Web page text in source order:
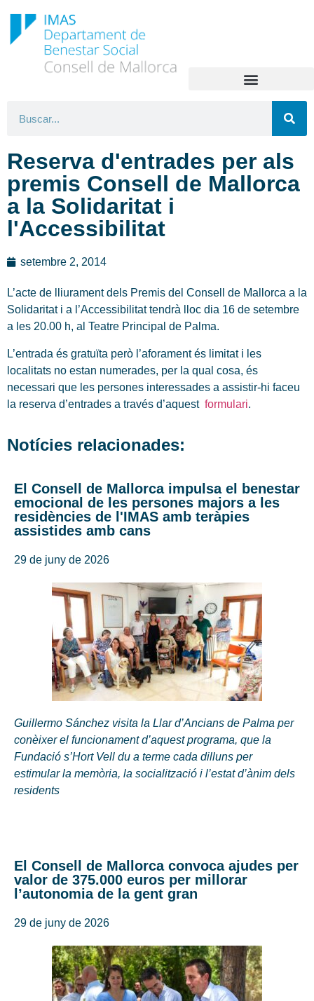
Reserva d'entrades per als
premis Consell de Mallorca
a la Solidaritat i
l'Accessibilitat
setembre 2, 2014
L’acte de lliurament dels Premis del Consell de Mallorca a la
Solidaritat i a l’Accessibilitat tendrà lloc dia 16 de setembre
a les 20.00 h, al Teatre Principal de Palma.
L’entrada és gratuïta però l’aforament és limitat i les
localitats no estan numerades, per la qual cosa, és
necessari que les persones interessades a assistir-hi faceu
la reserva d’entrades a través d’aquest formulari.
Notícies relacionades:
El Consell de Mallorca impulsa el benestar
emocional de les persones majors a les
residències de l'IMAS amb teràpies
assistides amb cans
29 de juny de 2026
Guillermo Sánchez visita la Llar d’Ancians de Palma per
conèixer el funcionament d’aquest programa, que la
Fundació s’Hort Vell du a terme cada dilluns per
estimular la memòria, la socialització i l’estat d’ànim dels
residents
El Consell de Mallorca convoca ajudes per
valor de 375.000 euros per millorar
l’autonomia de la gent gran
29 de juny de 2026